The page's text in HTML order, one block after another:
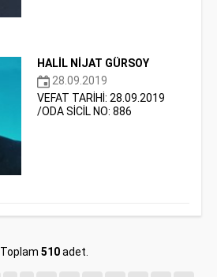
HALİL NİJAT GÜRSOY
28.09.2019
VEFAT TARİHİ: 28.09.2019
/ODA SİCİL NO: 886
Toplam 510adet.